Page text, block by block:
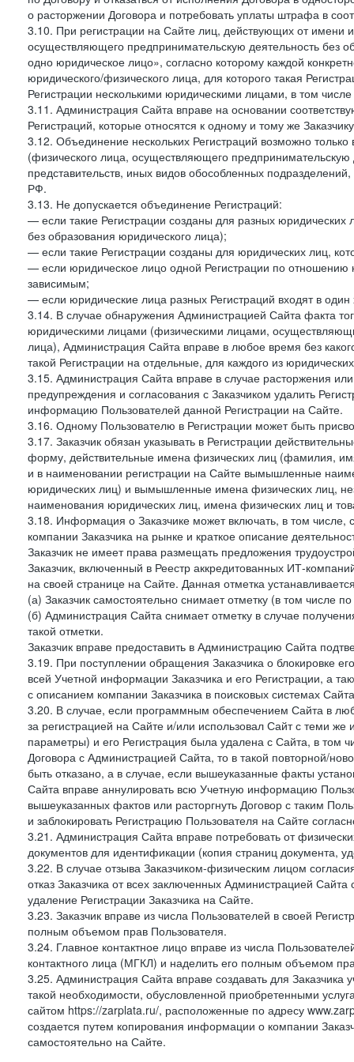
о расторжении Договора и потребовать уплаты штрафа в
3.10. При регистрации на Сайте лиц, действующих от имени
осуществляющего предпринимательскую деятельность без
одно юридическое лицо», согласно которому каждой
юридического/физического лица, для которого такая
Регистрации несколькими юридическими лицами, в том
3.11. Администрация Сайта вправе на основании
Регистраций, которые относятся к одному и тому же
3.12. Объединение нескольких Регистраций возможно
(физического лица, осуществляющего
представительств, иных видов обособленных
РФ.
3.13. Не допускается объединение Регистраций:
— если такие Регистрации созданы для разных
без образования юридического лица);
— если такие Регистрации созданы для юридических лиц,
— если юридическое лицо одной Регистрации по отношению
зависимым;
— если юридические лица разных Регистраций входят в
3.14. В случае обнаружения Администрацией Сайта факта
юридическими лицами (физическими лицами,
лица), Администрация Сайта вправе в любое время без
такой Регистрации на отдельные, для каждого из
3.15. Администрация Сайта вправе в случае расторжения
предупреждения и согласования с Заказчиком удалить
информацию Пользователей данной Регистрации на Сайте.
3.16. Одному Пользователю в Регистрации может быть
3.17. Заказчик обязан указывать в Регистрации
форму, действительные имена физических лиц (фамилия,
и в наименовании регистрации на Сайте вымышленные
юридических лиц) и вымышленные имена физических лиц,
наименования юридических лиц, имена физических лиц и
3.18. Информация о Заказчике может включать, в том
компании Заказчика на рынке и краткое описание
Заказчик не имеет права размещать предложения
Заказчик, включенный в Реестр аккредитованных ИТ-
на своей странице на Сайте. Данная отметка
(а) Заказчик самостоятельно снимает отметку (в том числе
(б) Администрация Сайта снимает отметку в случае
такой отметки.
Заказчик вправе предоставить в Администрацию Сайта
3.19. При поступлении обращения Заказчика о блокировке
всей Учетной информации Заказчика и его Регистрации, а
с описанием компании Заказчика в поисковых системах
3.20. В случае, если программным обеспечением Сайта в
за регистрацией на Сайте и/или использовал Сайт с теми
параметры) и его Регистрация была удалена с Сайта, в том
Договора с Администрацией Сайта, то в такой повторной/
быть отказано, а в случае, если вышеуказанные факты
Сайта вправе аннулировать всю Учетную информацию
вышеуказанных фактов или расторгнуть Договор с таким
и заблокировать Регистрацию Пользователя на Сайте
3.21. Администрация Сайта вправе потребовать от
документов для идентификации (копия страниц документа,
3.22. В случае отзыва Заказчиком-физическим лицом
отказ Заказчика от всех заключенных Администрацией
удаление Регистрации Заказчика на Сайте.
3.23. Заказчик вправе из числа Пользователей в своей
полным объемом прав Пользователя.
3.24. Главное контактное лицо вправе из числа
контактного лица (МГКЛ) и наделить его полным объемом
3.25. Администрация Сайта вправе создавать для
такой необходимости, обусловленной приобретенными
сайтом https://zarplata.ru/, расположенные по адресу
создается путем копирования информации о компании
самостоятельно на Сайте.